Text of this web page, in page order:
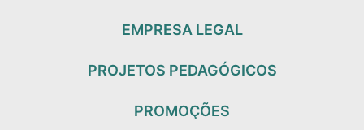
EMPRESA LEGAL
PROJETOS PEDAGÓGICOS
PROMOÇÕES